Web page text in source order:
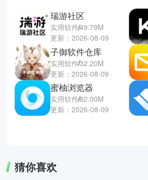
瑞游社区
实用软件49.79M
更新：2026-08-09
子御软件仓库
实用软件32.20M
更新：2026-08-09
蜜柚浏览器
实用软件82.00M
更新：2026-08-09
猜你喜欢